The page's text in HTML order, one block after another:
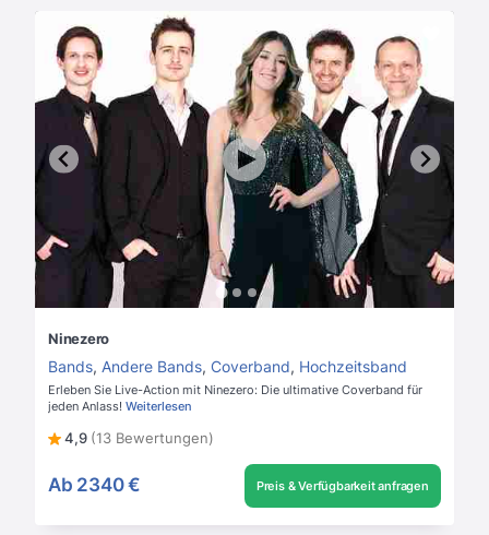
Ninezero
Bands, Andere Bands, Coverband, Hochzeitsband
Erleben Sie Live-Action mit Ninezero: Die ultimative Coverband für
jeden Anlass! Weiterlesen
4,9 (13 Bewertungen)
Ab 2340 € Preis & Verfügbarkeit anfragen